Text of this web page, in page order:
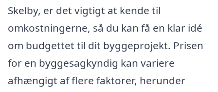
Skelby, er det vigtigt at kende til
omkostningerne, så du kan få en klar idé
om budgettet til dit byggeprojekt. Prisen
for en byggesagkyndig kan variere
afhængigt af flere faktorer, herunder